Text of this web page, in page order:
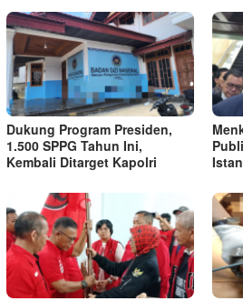
Dukung Program Presiden,
1.500 SPPG Tahun Ini,
Kembali Ditarget Kapolri